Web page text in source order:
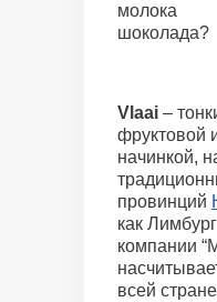
молока
шоколада?
Vlaai –
фруктовой
начинкой,
провинций
как
компании
всей